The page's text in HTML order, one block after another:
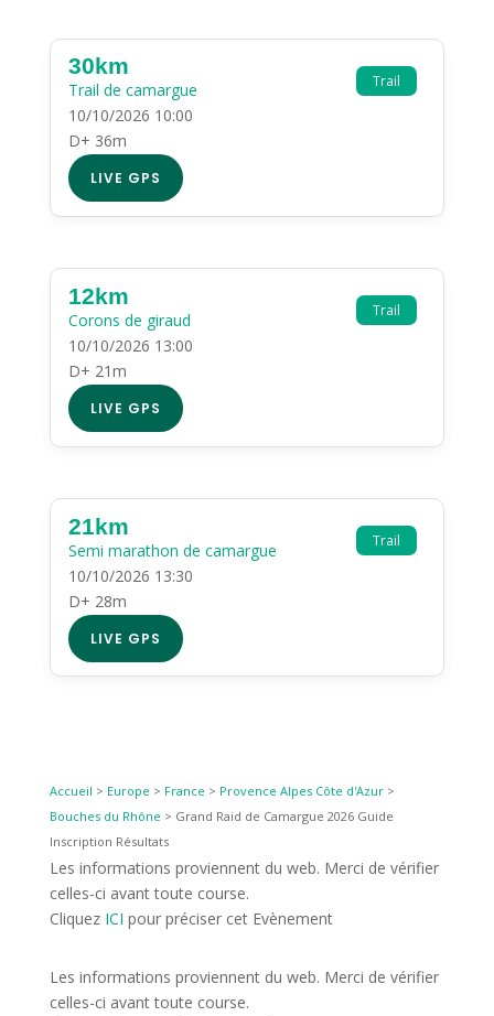
Trail
30km
Trail de camargue
10/10/2026 10:00
D+ 36m
LIVE GPS
Trail
12km
Corons de giraud
10/10/2026 13:00
D+ 21m
LIVE GPS
Trail
21km
Semi marathon de camargue
10/10/2026 13:30
D+ 28m
LIVE GPS
Accueil > Europe > France > Provence Alpes Côte d'Azur>
Bouches du Rhône > Grand Raid de Camargue 2026 Guide
Inscription Résultats
Les informations proviennent du web. Merci de vérifier
celles-ci avant toute course.
Cliquez ICI pour préciser cet Evènement
Les informations proviennent du web. Merci de vérifier
celles-ci avant toute course.